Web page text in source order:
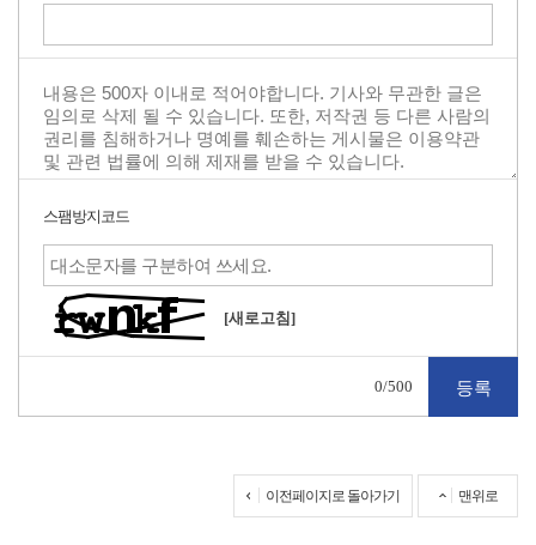
스팸방지코드
[새로고침]
0/500
이전페이지로 돌아가기 맨위로